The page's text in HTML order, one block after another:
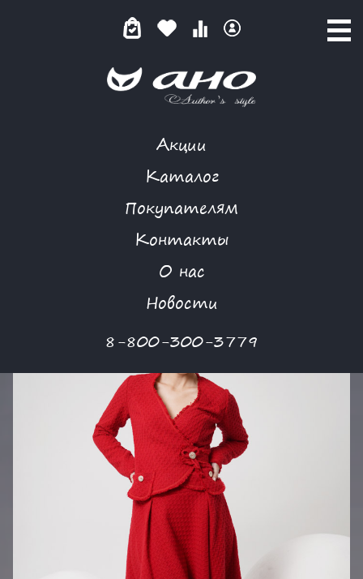
Акции
Каталог
Покупателям
Контакты
О нас
Новости
8-800-300-3779
АЛЫЙ ВЕЧЕР